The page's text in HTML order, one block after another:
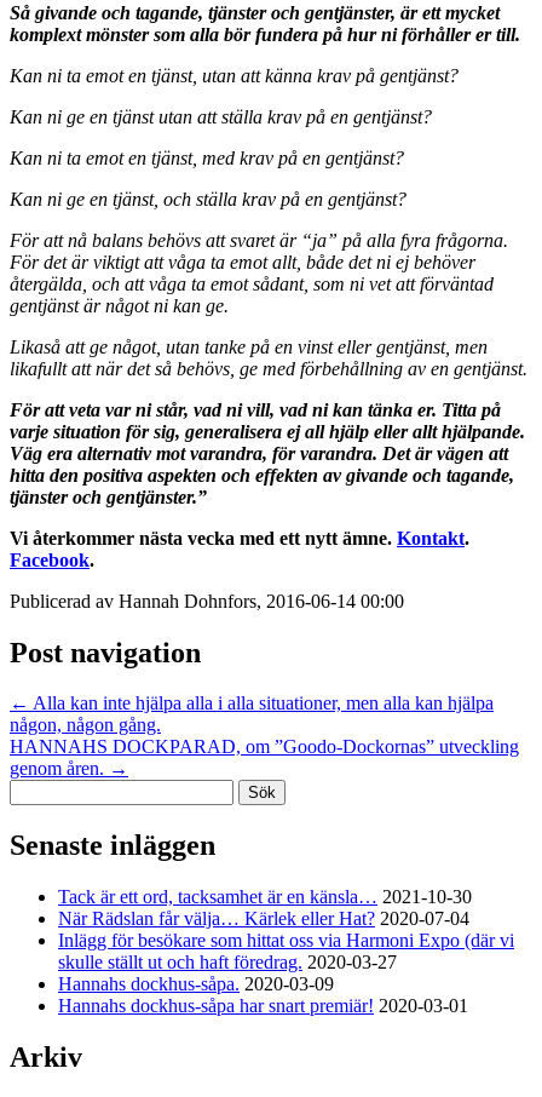
Så givande och tagande, tjänster och gentjänster, är ett mycket
komplext mönster som alla bör fundera på hur ni förhåller er till.
Kan ni ta emot en tjänst, utan att känna krav på gentjänst?
Kan ni ge en tjänst utan att ställa krav på en gentjänst?
Kan ni ta emot en tjänst, med krav på en gentjänst?
Kan ni ge en tjänst, och ställa krav på en gentjänst?
För att nå balans behövs att svaret är “ja” på alla fyra frågorna.
För det är viktigt att våga ta emot allt, både det ni ej behöver
återgälda, och att våga ta emot sådant, som ni vet att förväntad
gentjänst är något ni kan ge.
Likaså att ge något, utan tanke på en vinst eller gentjänst, men
likafullt att när det så behövs, ge med förbehållning av en gentjänst.
För att veta var ni står, vad ni vill, vad ni kan tänka er. Titta på
varje situation för sig, generalisera ej all hjälp eller allt hjälpande.
Väg era alternativ mot varandra, för varandra. Det är vägen att
hitta den positiva aspekten och effekten av givande och tagande,
tjänster och gentjänster.”
Vi återkommer nästa vecka med ett nytt ämne. Kontakt.
Facebook.
Publicerad av Hannah Dohnfors, 2016-06-14 00:00
Post navigation
← Alla kan inte hjälpa alla i alla situationer, men alla kan hjälpa
någon, någon gång.
HANNAHS DOCKPARAD, om ”Goodo-Dockornas” utveckling
genom åren. →
efter:
Senaste inläggen
Tack är ett ord, tacksamhet är en känsla… 2021-10-30
När Rädslan får välja… Kärlek eller Hat? 2020-07-04
Inlägg för besökare som hittat oss via Harmoni Expo (där vi
skulle ställt ut och haft föredrag. 2020-03-27
Hannahs dockhus-såpa. 2020-03-09
Hannahs dockhus-såpa har snart premiär! 2020-03-01
Arkiv